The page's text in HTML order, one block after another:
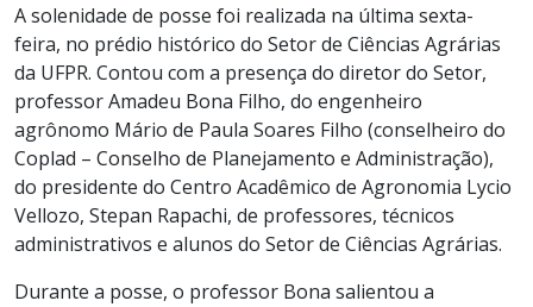
A solenidade de posse foi realizada na última sexta-
feira, no prédio histórico do Setor de Ciências Agrárias
da UFPR. Contou com a presença do diretor do Setor,
professor Amadeu Bona Filho, do engenheiro
agrônomo Mário de Paula Soares Filho (conselheiro do
Coplad – Conselho de Planejamento e Administração),
do presidente do Centro Acadêmico de Agronomia Lycio
Vellozo, Stepan Rapachi, de professores, técnicos
administrativos e alunos do Setor de Ciências Agrárias.
Durante a posse, o professor Bona salientou a